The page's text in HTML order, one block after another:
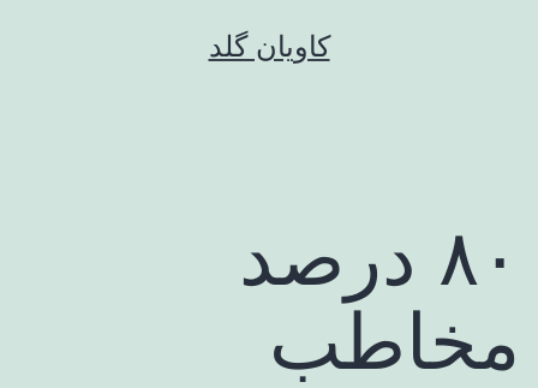
کاویان گلد
۸۰ درصد
مخاطب